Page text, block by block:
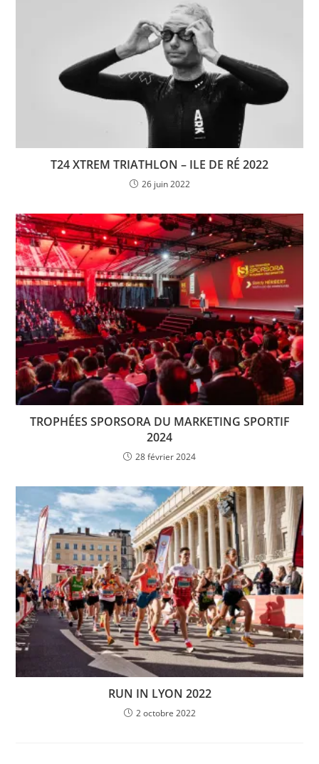
T24 XTREM TRIATHLON – ILE DE RÉ 2022
26 juin 2022
TROPHÉES SPORSORA DU MARKETING SPORTIF
2024
28 février 2024
RUN IN LYON 2022
2 octobre 2022